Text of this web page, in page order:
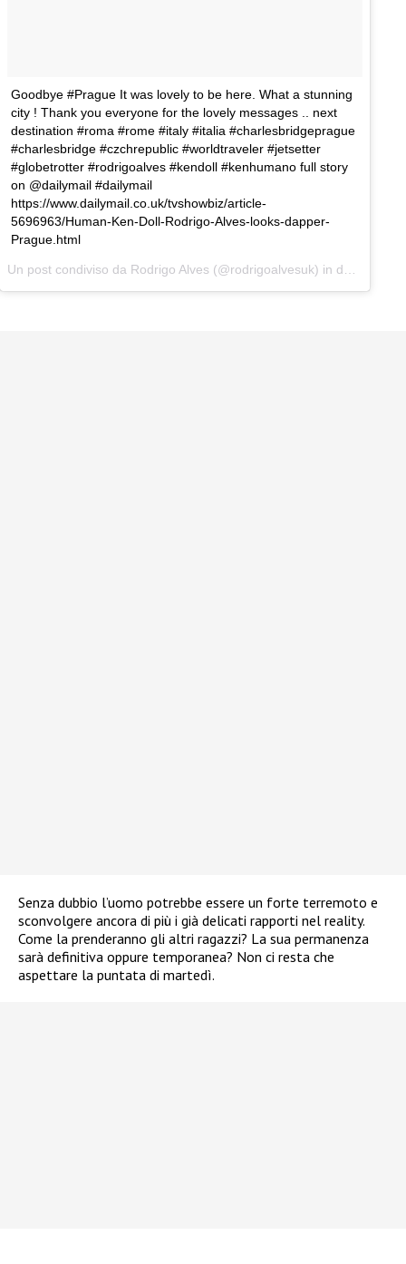
Goodbye #Prague It was lovely to be here. What a stunning
city ! Thank you everyone for the lovely messages .. next
destination #roma #rome #italy #italia #charlesbridgeprague
#charlesbridge #czchrepublic #worldtraveler #jetsetter
#globetrotter #rodrigoalves #kendoll #kenhumano full story
on @dailymail #dailymail
https://www.dailymail.co.uk/tvshowbiz/article-
5696963/Human-Ken-Doll-Rodrigo-Alves-looks-dapper-
Prague.html
Un post condiviso da Rodrigo Alves (@rodrigoalvesuk) in data:
Senza dubbio l’uomo potrebbe essere un forte terremoto e
sconvolgere ancora di più i già delicati rapporti nel reality.
Come la prenderanno gli altri ragazzi? La sua permanenza
sarà definitiva oppure temporanea? Non ci resta che
aspettare la puntata di martedì.